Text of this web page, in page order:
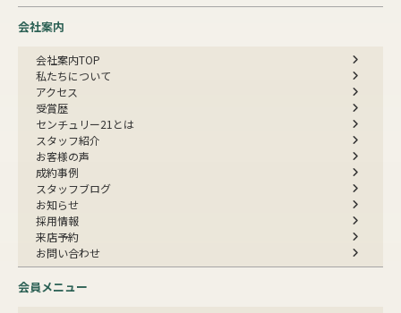
会社案内
会社案内TOP
私たちについて
アクセス
受賞歴
センチュリー21とは
スタッフ紹介
お客様の声
成約事例
スタッフブログ
お知らせ
採用情報
来店予約
お問い合わせ
会員メニュー